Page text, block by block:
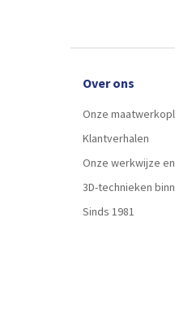
Over ons
Onze
Klantverhalen
Onze werkwijze
3D-technieken
Sinds 1981